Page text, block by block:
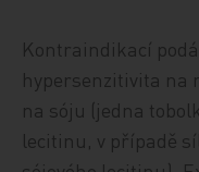
Kontraindikací
hypersenzitivita na
na sóju (jedna
lecitinu, v případě